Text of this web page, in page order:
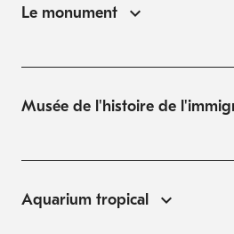
Le monument
Musée de l'histoire de
Aquarium tropical